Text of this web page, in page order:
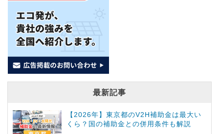
最新記事
【2026年】東京都のV2H補助金は最大い
くら？国の補助金との併用条件も解説